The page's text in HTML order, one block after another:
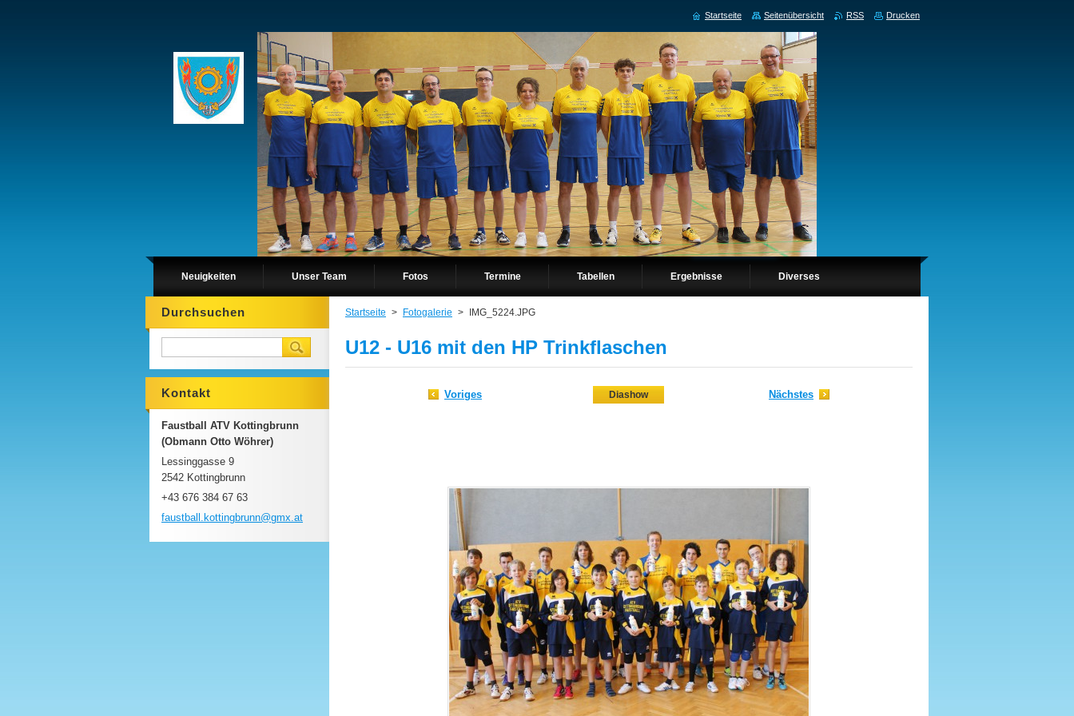
Neuigkeiten Unser Team Fotos Termine Tabellen Ergebnisse Diverses
Startseite > Fotogalerie > IMG_5224.JPG
U12 - U16 mit den HP Trinkflaschen
Voriges Diashow Nächstes
Durchsuchen
Kontakt
Faustball ATV Kottingbrunn
(Obmann Otto Wöhrer)
Lessinggasse 9
2542 Kottingbrunn
+43 676 384 67 63
faustbal l.kottingbrunn@gmx.at
Startseite Seitenübersicht RSS Drucken